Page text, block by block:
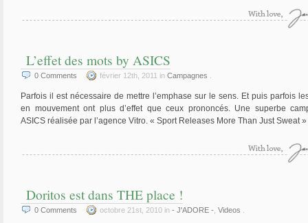
L’effet des mots by ASICS
0 Comments février 12th, 2011 in Campagnes
Parfois il est nécessaire de mettre l’emphase sur le sens. Et puis parfois
en mouvement ont plus d’effet que ceux prononcés. Une superbe
ASICS réalisée par l’agence Vitro. « Sport Releases More Than Just Sweat »
Doritos est dans THE place !
0 Comments octobre 21st, 2010 in - J'ADORE - Videos